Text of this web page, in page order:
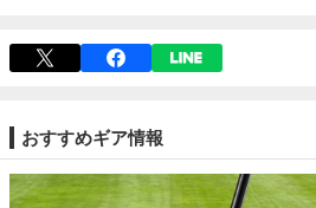
おすすめギア情報